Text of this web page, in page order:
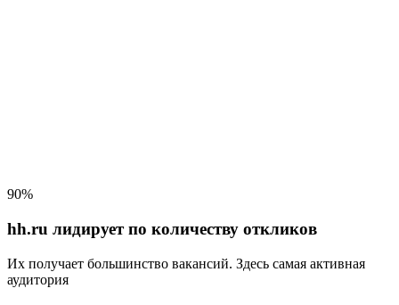
90%
hh.ru лидирует по количеству откликов
Их получает большинство вакансий. Здесь самая активная
аудитория